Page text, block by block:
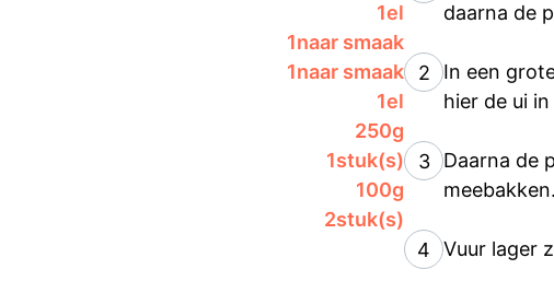
1el
1naar smaak
1naar smaak
1el
250g
1stuk(s)
100g
2stuk(s)
daarna de
2
In een
hier de ui
3
Daarna de
meebakken.
4 Vuur lager